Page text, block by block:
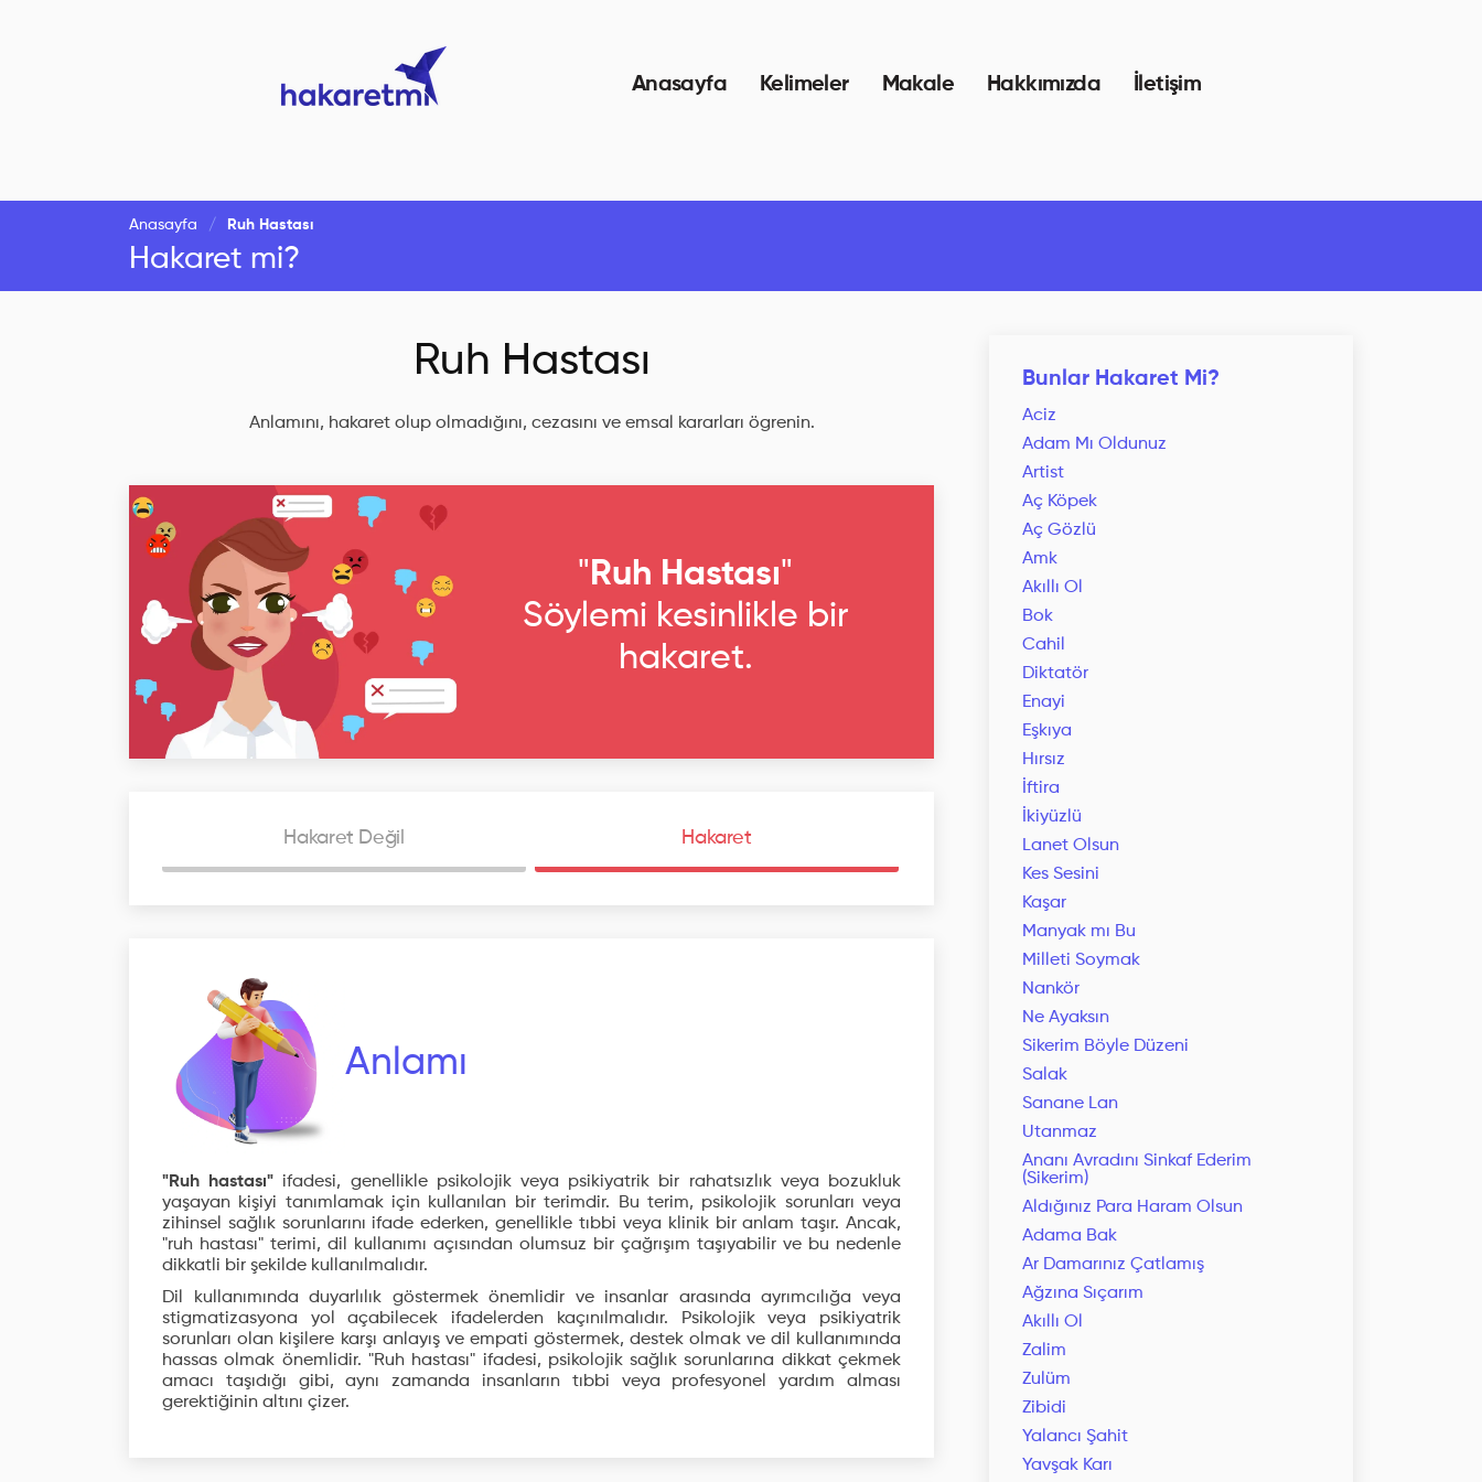
Anasayfa Kelimeler Makale Hakkımızda İletişim
Anasayfa Ruh Hastası
Hakaret mi?
Ruh Hastası
Anlamını, hakaret olup olmadığını, cezasını ve emsal kararları ögrenin.
" Ruh Hastası"
Söylemi kesinlikle bir
hakaret.
Hakaret Değil Hakaret
Anlamı
"Ruh hastası" ifadesi, genellikle psikolojik veya psikiyatrik bir rahatsızlık veya bozukluk
yaşayan kişiyi tanımlamak için kullanılan bir terimdir. Bu terim, psikolojik sorunları veya
zihinsel sağlık sorunlarını ifade ederken, genellikle tıbbi veya klinik bir anlam taşır. Ancak,
"ruh hastası" terimi, dil kullanımı açısından olumsuz bir çağrışım taşıyabilir ve bu nedenle
dikkatli bir şekilde kullanılmalıdır.
Dil kullanımında duyarlılık göstermek önemlidir ve insanlar arasında ayrımcılığa veya
stigmatizasyona yol açabilecek ifadelerden kaçınılmalıdır. Psikolojik veya psikiyatrik
sorunları olan kişilere karşı anlayış ve empati göstermek, destek olmak ve dil kullanımında
hassas olmak önemlidir. "Ruh hastası" ifadesi, psikolojik sağlık sorunlarına dikkat çekmek
amacı taşıdığı gibi, aynı zamanda insanların tıbbi veya profesyonel yardım alması
gerektiğinin altını çizer.
Bunlar Hakaret Mi?
Aciz
Adam Mı Oldunuz
Artist
Aç Köpek
Aç Gözlü
Amk
Akıllı Ol
Bok
Cahil
Diktatör
Enayi
Eşkıya
Hırsız
İftira
İkiyüzlü
Lanet Olsun
Kes Sesini
Kaşar
Manyak mı Bu
Milleti Soymak
Nankör
Ne Ayaksın
Sikerim Böyle Düzeni
Salak
Sanane Lan
Utanmaz
Ananı Avradını Sinkaf Ederim
(Sikerim)
Aldığınız Para Haram Olsun
Adama Bak
Ar Damarınız Çatlamış
Ağzına Sıçarım
Akıllı Ol
Zalim
Zulüm
Zibidi
Yalancı Şahit
Yavşak Karı